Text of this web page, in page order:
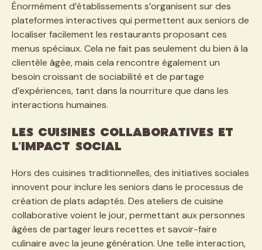
Énormément d’établissements s’organisent sur des
plateformes interactives qui permettent aux seniors de
localiser facilement les restaurants proposant ces
menus spéciaux. Cela ne fait pas seulement du bien à la
clientèle âgée, mais cela rencontre également un
besoin croissant de sociabilité et de partage
d’expériences, tant dans la nourriture que dans les
interactions humaines.
Les cuisines collaboratives et
l’impact social
Hors des cuisines traditionnelles, des initiatives sociales
innovent pour inclure les seniors dans le processus de
création de plats adaptés. Des ateliers de cuisine
collaborative voient le jour, permettant aux personnes
âgées de partager leurs recettes et savoir-faire
culinaire avec la jeune génération. Une telle interaction,